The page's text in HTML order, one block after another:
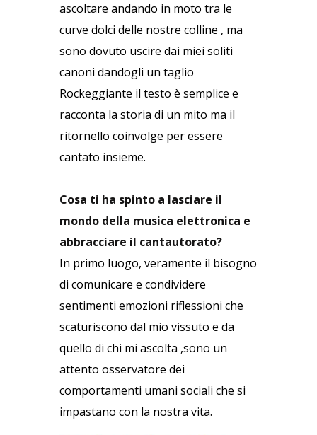
ascoltare andando in moto tra le
curve dolci delle nostre colline , ma
sono dovuto uscire dai miei soliti
canoni dandogli un taglio
Rockeggiante il testo è semplice e
racconta la storia di un mito ma il
ritornello coinvolge per essere
cantato insieme.
Cosa ti ha spinto a lasciare il
mondo della musica elettronica e
abbracciare il cantautorato?
In primo luogo, veramente il bisogno
di comunicare e condividere
sentimenti emozioni riflessioni che
scaturiscono dal mio vissuto e da
quello di chi mi ascolta ,sono un
attento osservatore dei
comportamenti umani sociali che si
impastano con la nostra vita.